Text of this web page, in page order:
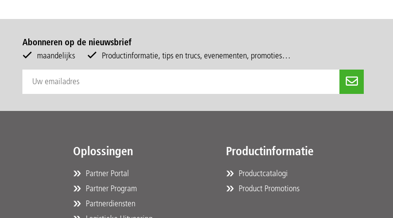
Abonneren op de nieuwsbrief
maandelijks
Productinformatie, tips en trucs, evenementen, promoties…
Oplossingen
Partner Portal
Partner Program
Partnerdiensten
Productinformatie
Productcatalogi
Product Promotions